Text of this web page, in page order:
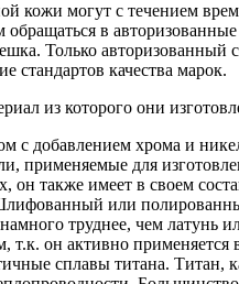
кожи могут с течением
в
Только
стандартов качества марок.
из которого они
с добавлением хрома и
применяемые для
он также имеет в своем
или
труднее, чем
он активно
сплавы титана.